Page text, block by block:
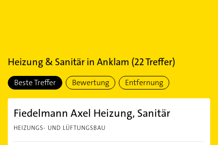
Heizung & Sanitärin Anklam (22Treffer)
Beste Treffer Bewertung Entfernung
Fiedelmann Axel Heizung, Sanitär
HEIZUNGS- UND LÜFTUNGSBAU